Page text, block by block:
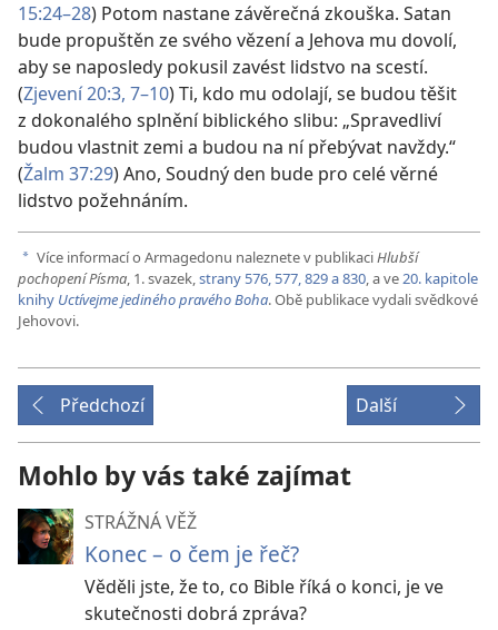
15:24–28) Potom nastane závěrečná zkouška. Satan
bude propuštěn ze svého vězení a Jehova mu dovolí,
aby se naposledy pokusil zavést lidstvo na scestí.
(Zjevení 20:3, 7–10) Ti, kdo mu odolají, se budou těšit
z dokonalého splnění biblického slibu: „Spravedliví
budou vlastnit zemi a budou na ní přebývat navždy.“
(Žalm 37:29) Ano, Soudný den bude pro celé věrné
lidstvo požehnáním.
a Více informací o Armagedonu naleznete v publikaciHlubší
pochopení Písma, 1. svazek,strany 576, 577,829 a 830, a ve20. kapitole
knihy Uctívejme jediného pravého Boha. Obě publikace vydali svědkové
Jehovovi.
Předchozí Další
Mohlo by vás také zajímat
STRÁŽNÁ VĚŽ
Konec – o čem je řeč?
Věděli jste, že to, co Bible říká o konci, je ve
skutečnosti dobrá zpráva?